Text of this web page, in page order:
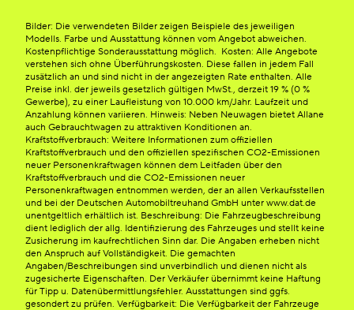
Bilder: Die verwendeten Bilder zeigen Beispiele des jeweiligen
Modells. Farbe und Ausstattung können vom Angebot abweichen.
Kostenpflichtige Sonderausstattung möglich. Kosten: Alle Angebote
verstehen sich ohne Überführungskosten. Diese fallen in jedem Fall
zusätzlich an und sind nicht in der angezeigten Rate enthalten. Alle
Preise inkl. der jeweils gesetzlich gültigen MwSt., derzeit 19 % (0 %
Gewerbe), zu einer Laufleistung von 10.000 km/Jahr. Laufzeit und
Anzahlung können variieren. Hinweis: Neben Neuwagen bietet Allane
auch Gebrauchtwagen zu attraktiven Konditionen an.
Kraftstoffverbrauch: Weitere Informationen zum offiziellen
Kraftstoffverbrauch und den offiziellen spezifischen CO2-Emissionen
neuer Personenkraftwagen können dem Leitfaden über den
Kraftstoffverbrauch und die CO2-Emissionen neuer
Personenkraftwagen entnommen werden, der an allen Verkaufsstellen
und bei der Deutschen Automobiltreuhand GmbH unter www.dat.de
unentgeltlich erhältlich ist. Beschreibung: Die Fahrzeugbeschreibung
dient lediglich der allg. Identifizierung des Fahrzeuges und stellt keine
Zusicherung im kaufrechtlichen Sinn dar. Die Angaben erheben nicht
den Anspruch auf Vollständigkeit. Die gemachten
Angaben/Beschreibungen sind unverbindlich und dienen nicht als
zugesicherte Eigenschaften. Der Verkäufer übernimmt keine Haftung
für Tipp u. Datenübermittlungsfehler. Ausstattungen sind ggfs.
gesondert zu prüfen. Verfügbarkeit: Die Verfügbarkeit der Fahrzeuge